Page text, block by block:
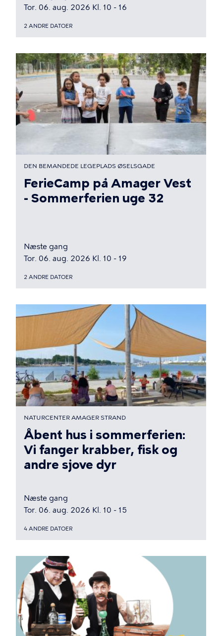
Tor. 06. aug. 2026 Kl. 10 - 16
2 ANDRE DATOER
DEN BEMANDEDE LEGEPLADS ØSELSGADE
FerieCamp på Amager Vest
- Sommerferien uge 32
Næste gang
Tor. 06. aug. 2026 Kl. 10 - 19
2 ANDRE DATOER
NATURCENTER AMAGER STRAND
Åbent hus i sommerferien:
Vi fanger krabber, fisk og
andre sjove dyr
Næste gang
Tor. 06. aug. 2026 Kl. 10 - 15
4 ANDRE DATOER